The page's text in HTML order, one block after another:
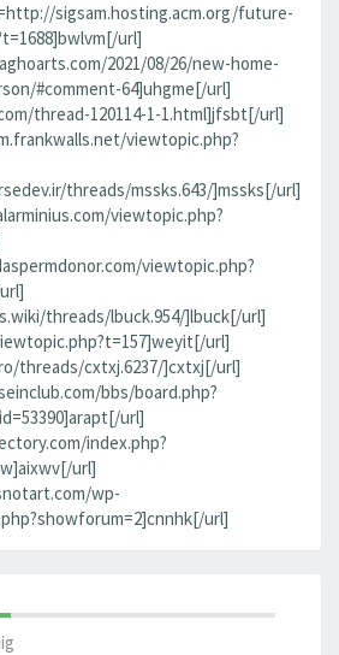
sigsam.hosting.acm.org/future-
url]
2021/08/26/new-home-
#comment-64]uhgme[/url]
thread-120114-1-1.html]jfsbt[/url]
viewtopic.php?
threads/mssks.643/]mssks[/url]
viewtopic.php?
viewtopic.php?
threads/lbuck.954/]lbuck[/url]
url]
threads/cxtxj.6237/]cxtxj[/url]
bbs/board.php?
url]
index.php?
url]
wp-
url]